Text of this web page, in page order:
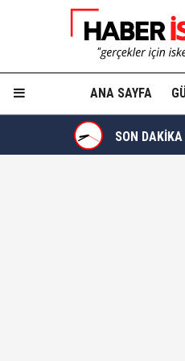
ANA SAYFA
SON DAKİKA